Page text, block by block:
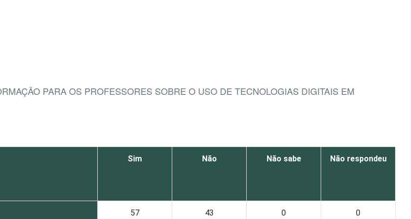
PARA OS PROFESSORES SOBRE O USO DE TECNOLOGIAS DIGITAIS EM
Sim Não Não sabe Não respondeu
57 43 0 0